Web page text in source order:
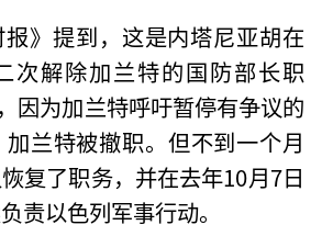
报》提到，这是内塔尼亚胡在
次解除加兰特的国防部长职
因为加兰特呼吁暂停有争议的
兰特被撤职。但不到一个月
复了职务，并在去年10月7日
责以色列军事行动。